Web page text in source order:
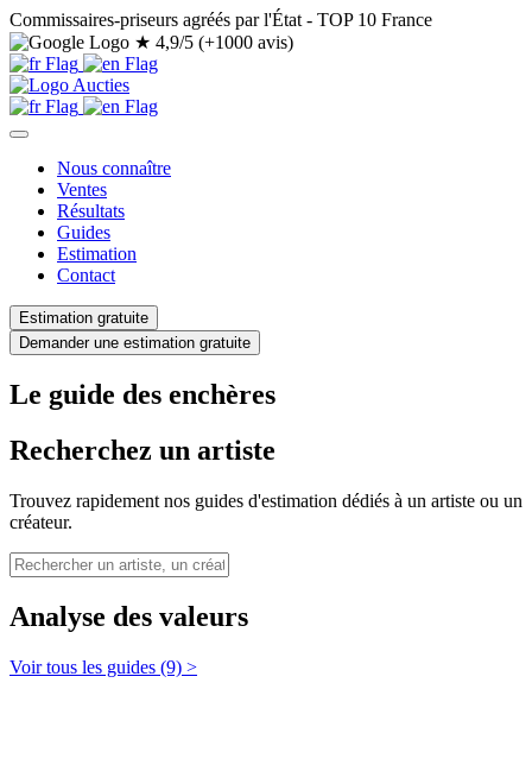
Commissaires-priseurs agréés par l'État - TOP 10 France
★ 4,9/5 (+1000 avis)
Nous connaître
Ventes
Résultats
Guides
Estimation
Contact
Estimation gratuite
Demander une estimation gratuite
Le guide des enchères
Recherchez un artiste
Trouvez rapidement nos guides d'estimation dédiés à un artiste ou un
créateur.
Analyse des valeurs
Voir tous les guides (9) >